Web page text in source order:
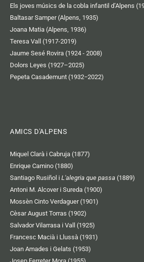
Els joves músics de la cobla infantil d’Alpens
Baltasar Samper (Alpens, 1935)
Joana Matia (Alpens, 1936)
Teresa Vall (1917-2019)
Jaume Sesé Rovira (1924 - 2008)
Dolors Leyes (1927–2025)
Pepeta Casademunt (1932−2022)
AMICS D'ALPENS
Miquel Clarà i Cabruja (1877)
Enrique Camino (1880)
Santiago Rusiñol i L'alegria que passa (1889)
Antoni M. Alcover i Sureda (1900)
Mossèn Cinto Verdaguer (1901)
Cèsar August Torras (1902)
Salvador Vilarrasa i Vall (1925)
Francesc Macià i Llussà (1931)
Joan Amades i Gelats (1953)